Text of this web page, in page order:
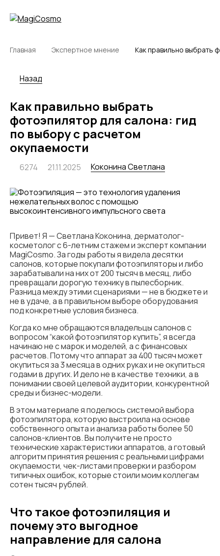
Главная Экспертное мнение Как правильно выбрать
Назад
Как правильно выбрать
фотоэпилятор для салона: гид
по выбору с расчетом
окупаемости
6274 21.11.2025 Коконина Светлана
Привет! Я — Светлана Коконина, дерматолог-
косметолог с 6-летним стажем и эксперт компании
MagiCosmo. За годы работы я видела десятки
салонов, которые покупали фотоэпиляторы и либо
зарабатывали на них от 200 тысяч в месяц, либо
превращали дорогую технику в пылесборник.
Разница между этими сценариями — не в бюджете и
не в удаче, а в правильном выборе оборудования
под конкретные условия бизнеса.
Когда ко мне обращаются владельцы салонов с
вопросом “какой фотоэпилятор купить”, я всегда
начинаю не с марок и моделей, а с финансовых
расчетов. Потому что аппарат за 400 тысяч может
окупиться за 3 месяца в одних руках и не окупиться
годами в других. И дело не в качестве техники, а в
понимании своей целевой аудитории, конкурентной
среды и бизнес-модели.
В этом материале я поделюсь системой выбора
фотоэпилятора, которую выстроила на основе
собственного опыта и анализа работы более 50
салонов-клиентов. Вы получите не просто
технические характеристики аппаратов, а готовый
алгоритм принятия решения с реальными цифрами
окупаемости, чек-листами проверки и разбором
типичных ошибок, которые стоили моим коллегам
сотен тысяч рублей.
Что такое фотоэпиляция и
почему это выгодное
направление для салона